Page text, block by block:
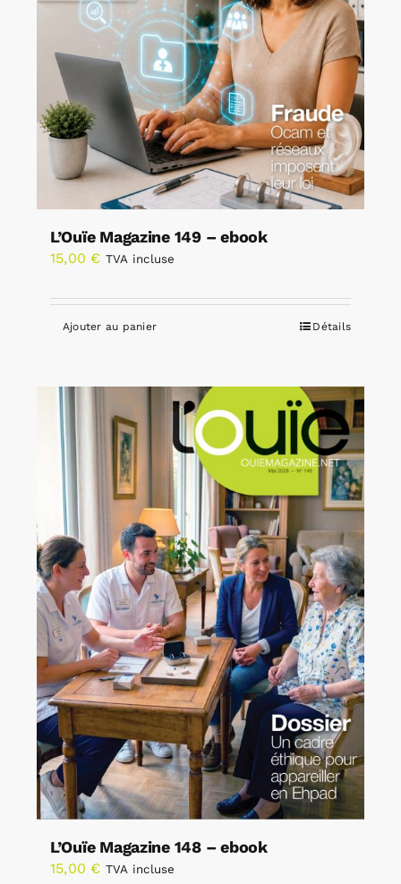
L’Ouïe Magazine 149 – ebook
15,00 € TVA incluse
Ajouter au panier Détails
L’Ouïe Magazine 148 – ebook
15,00 € TVA incluse